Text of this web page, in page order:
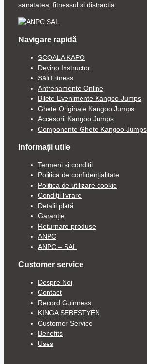
sanatatea, fitnessul si distractia.
Navigare rapidă
SCOALA KAPO
Devino Instructor
Săli Fitness
Antrenamente Online
Bilete Evenimente Kangoo Jumps
Ghete Originale Kangoo Jumps
Accesorii Kangoo Jumps
Componente Ghete Kangoo Jumps
Informații utile
Termeni si conditii
Politica de confidențialitate
Politica de utilizare cookie
Condiții livrare
Detalii plată
Garanție
Returnare produse
ANPC
ANPC – SAL
Customer service
Despre Noi
Contact
Record Guinness
KINGA SEBESTYÉN
Customer Service
Benefits
Uses